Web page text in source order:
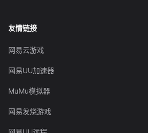
友情链接
网易云游戏
网易UU加速器
MuMu模拟器
网易发烧游戏